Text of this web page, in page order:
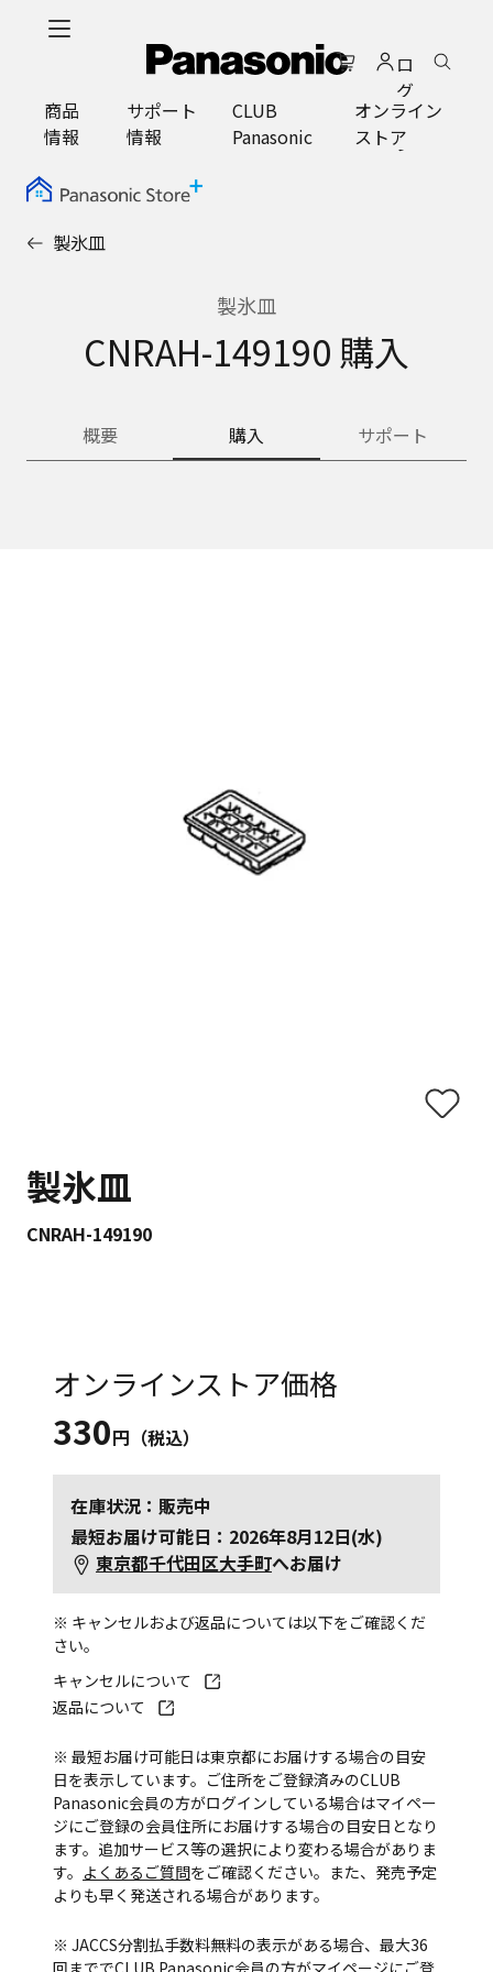
ロ
グ
イ
ン
商品
情報
サポート
情報
CLUB
Panasonic
オンライン
ストア
製氷皿
製氷皿
CNRAH-149190 購入
概要 購入 サポート
製氷皿
CNRAH-149190
オンラインストア価格
330円（税込）
在庫状況：販売中
最短お届け可能日：2026年8月12日(水)
東京都千代田区大手町へお届け
※ キャンセルおよび返品については以下をご確認くだ
さい。
キャンセルについて
返品について
※ 最短お届け可能日は東京都にお届けする場合の目安
日を表示しています。ご住所をご登録済みのCLUB
Panasonic会員の方がログインしている場合はマイペー
ジにご登録の会員住所にお届けする場合の目安日となり
ます。追加サービス等の選択により変わる場合がありま
す。 よくあるご質問をご確認ください。また、発売予定
よりも早く発送される場合があります。
※ JACCS分割払手数料無料の表示がある場合、最大36
回まででCLUB Panasonic会員の方がマイページにご登